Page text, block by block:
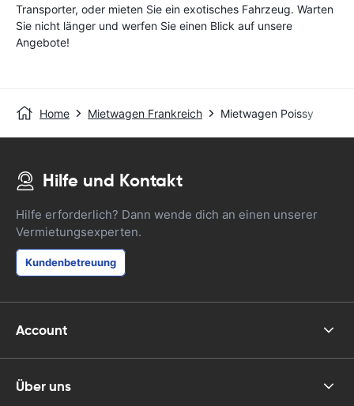
Transporter, oder mieten Sie ein exotisches Fahrzeug. Warten
Sie nicht länger und werfen Sie einen Blick auf unsere
Angebote!
Home Mietwagen Frankreich Mietwagen Poissy
Hilfe und Kontakt
Hilfe erforderlich? Dann wende dich an einen unserer
Vermietungsexperten.
Kundenbetreuung
Account
Über uns